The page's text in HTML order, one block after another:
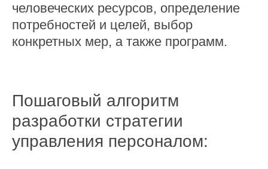
человеческих ресурсов, определение
потребностей и целей, выбор
конкретных мер, а также программ.
Пошаговый алгоритм
разработки стратегии
управления персоналом: